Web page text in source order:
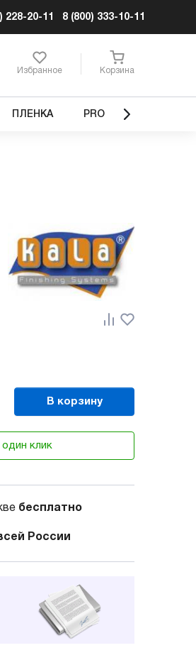
228-20-11 8 (800) 333-10-11
Избранное Корзина
ПЛЕНКА PRO
В корзину
один клик
бесплатно
России